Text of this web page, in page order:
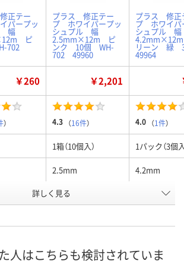
正テー
パープッ
幅
ピ
702
プラス 修正テー
プ ホワイパープッ
シュプル 幅
2.5mm×12m ピ
ンク 10個 WH-
702 49960
プラス 修正
プ ホワイパ
シュプル 幅
リーン
49964
￥260 ￥2,201
） 4.3 （16件） 4.0 （1件）
1箱（10個入） 1パック（3個
2.5mm 4.2mm
ピンク グリーン
詳しく見る
人はこちらも検討されていま